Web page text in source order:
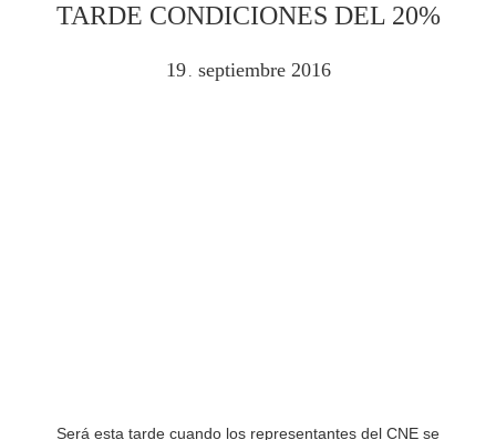
TARDE CONDICIONES DEL 20%
19 . septiembre 2016
Será esta tarde cuando los representantes del CNE se